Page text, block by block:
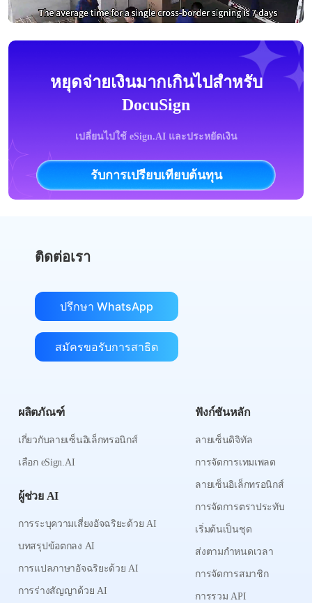
หยุดจ่ายเงินมากเกินไปสำหรับ
DocuSign
เปลี่ยนไปใช้ eSign.AI และประหยัดเงิน
รับการเปรียบเทียบต้นทุน
ติดต่อเรา
ปรึกษา WhatsApp
สมัครขอรับการสาธิต
ผลิตภัณฑ์
เกี่ยวกับลายเซ็นอิเล็กทรอนิกส์
เลือก eSign.AI
ผู้ช่วย AI
การระบุความเสี่ยงอัจฉริยะด้วย AI
บทสรุปข้อตกลง AI
การแปลภาษาอัจฉริยะด้วย AI
การร่างสัญญาด้วย AI
ฟังก์ชันหลัก
ลายเซ็นดิจิทัล
การจัดการเทมเพลต
ลายเซ็นอิเล็กทรอนิกส์
การจัดการตราประทับ
เริ่มต้นเป็นชุด
ส่งตามกำหนดเวลา
การจัดการสมาชิก
การรวม API